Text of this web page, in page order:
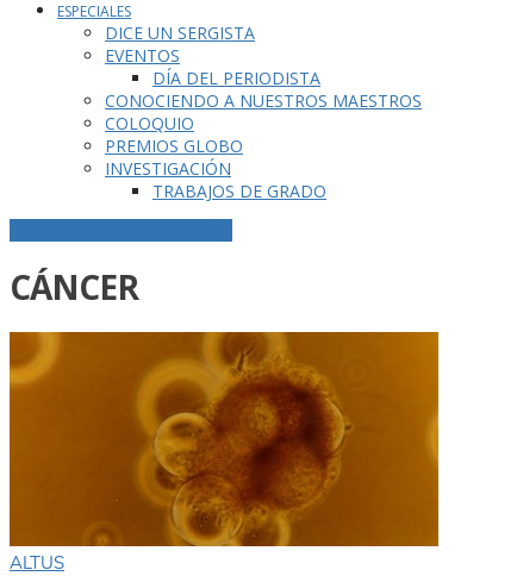
ESPECIALES
DICE UN SERGISTA
EVENTOS
DÍA DEL PERIODISTA
CONOCIENDO A NUESTROS MAESTROS
COLOQUIO
PREMIOS GLOBO
INVESTIGACIÓN
TRABAJOS DE GRADO
CÁNCER
ALTUS